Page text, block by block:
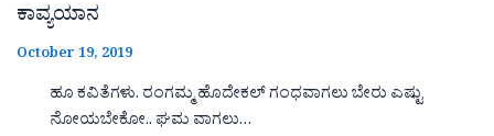
ಕಾವ್ಯಯಾನ
October 19, 2019
ಹೂ ಕವಿತೆಗಳು. ರಂಗಮ್ಮ ಹೊದೇಕಲ್ ಗಂಧವಾಗಲು ಬೇರು ಎಷ್ಟು
ನೋಯಬೇಕೋ.. ಘಮ ವಾಗಲು…